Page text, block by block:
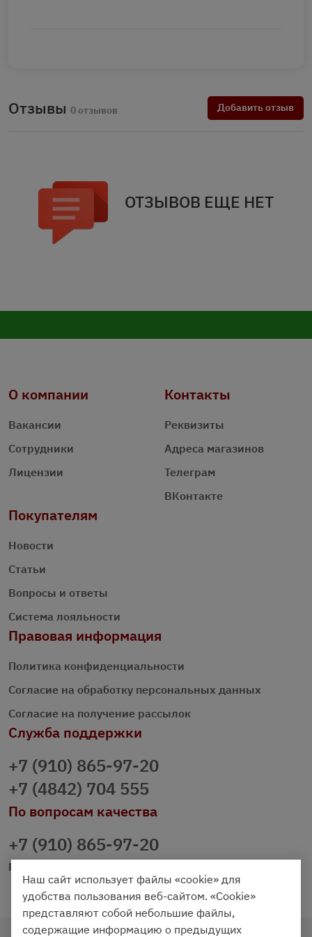
Отзывы 0 отзывов Добавить отзыв
ОТЗЫВОВ ЕЩЕ НЕТ
О компании
Вакансии
Сотрудники
Лицензии
Контакты
Реквизиты
Адреса магазинов
Телеграм
ВКонтакте
Покупателям
Новости
Статьи
Вопросы и ответы
Система лояльности
Правовая информация
Политика конфиденциальности
Согласие на обработку персональных данных
Согласие на получение рассылок
Служба поддержки
+7 (910) 865-97-20
+7 (4842) 704 555
По вопросам качества
+7 (910) 865-97-20
prazdnichniy40@palmi.ru
Наш сайт использует файлы «cookie» для
удобства пользования веб-сайтом. «Cookie»
представляют собой небольшие файлы,
содержащие информацию о предыдущих